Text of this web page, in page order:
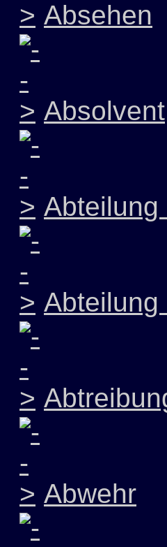
Absehen
Absolvent
Abteilung
Abteilung
Abwehr